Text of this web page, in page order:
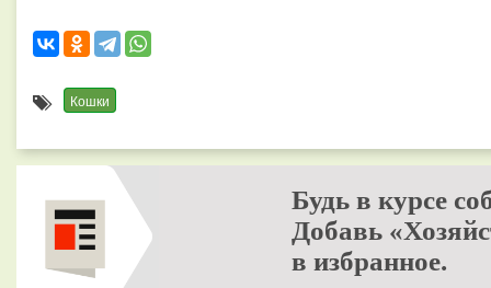
Кошки
Будь в курсе
Добавь
в избранное.